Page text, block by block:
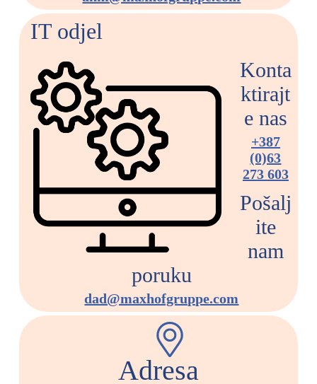
IT odjel
Konta
ktirajt
e nas
+387
(0)63
273 603
Pošalj
ite
nam
poruku
dad@maxhofgruppe.com
Adresa